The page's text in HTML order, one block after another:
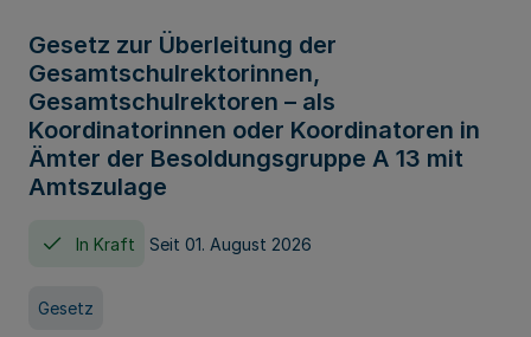
Gesetz zur Überleitung der
Gesamtschulrektorinnen,
Gesamtschulrektoren – als
Koordinatorinnen oder Koordinatoren in
Ämter der Besoldungsgruppe A 13 mit
Amtszulage
In Kraft Seit 01. August 2026
Gesetz